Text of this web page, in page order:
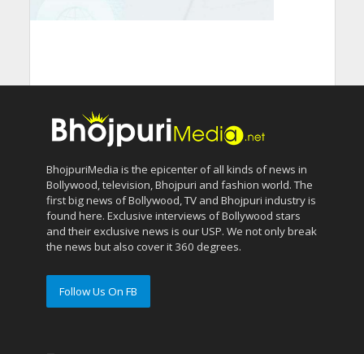
BhojpuriMedia is the epicenter of all kinds of news in
Bollywood, television, Bhojpuri and fashion world. The
first big news of Bollywood, TV and Bhojpuri industry is
found here. Exclusive interviews of Bollywood stars
and their exclusive news is our USP. We not only break
the news but also cover it 360 degrees.
Follow Us On FB